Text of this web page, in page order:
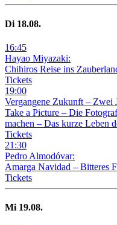
Di 18.08.
16:45
Hayao Miyazaki:
Chihiros Reise ins
Tickets
19:00
Vergangene Zukunft – Zwei
Take a Picture – Die
machen – Das kurze Leben
Tickets
21 :30
Pedro Almodóvar:
Amarga Navidad – Bitteres
Tickets
Mi 19.08.